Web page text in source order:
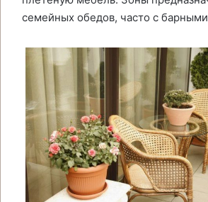
семейных обедов, часто с